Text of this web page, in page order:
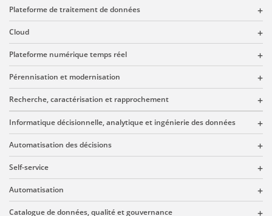
Plateforme de traitement de données
Cloud
Plateforme numérique temps réel
Pérennisation et modernisation
Recherche, caractérisation et rapprochement
Informatique décisionnelle, analytique et ingénierie des données
Automatisation des décisions
Self-service
Automatisation
Catalogue de données, qualité et gouvernance